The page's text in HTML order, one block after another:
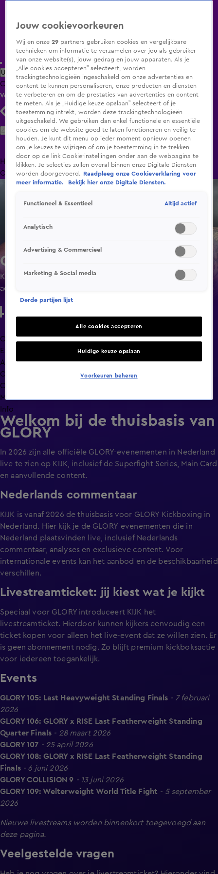
Uitzending Gemist Populaire programma's Zenders Genres
ClipsFilmsRadioSmart TV inlogShop
Volg KIJK
Zoeken
HomeUitzending Gemist Programma's De Bondgenoten
OranjezomerLivestreamsShop
Glory Kickboxing
Kijk de exclusieve gevechten, grote namen en keiharde
actie van GLORY, 's werelds grootste kickboksorganisatie.
Overzicht
Exclusief
Afleveringen
Clips
Op naar GLORY Collision 9
Meer zoals dit
Info
Welkom bij de thuisbasis van
GLORY
In 2026 zijn alle officiële GLORY-evenementen in Nederland
live te zien op KIJK, inclusief de Superfight Series, Main Card
en aanvullende content.
Nederlands commentaar
KIJK is vanaf 2026 de thuisbasis voor GLORY Kickboxing in
Nederland. Hier kijk je de GLORY-evenementen die in
Nederland plaatsvinden live, inclusief Nederlands
commentaar, analyses en exclusieve content. Voor
internationale events kan het aanbod en de beschikbaarheid
verschillen.
Livestreamticket: jij kiest wat je kijkt
Speciaal voor GLORY introduceert KIJK het
livestreamticket. Hierdoor kunnen kijkers eenvoudig een
ticket kopen voor alleen het live-event dat ze willen zien. Er
is geen abonnement nodig. Zo blijft premium kickboksactie
voor iedereen toegankelijk.
Events
GLORY 105: Last Heavyweight Standing Finals - 7 februari
2026
GLORY 106: GLORY x RISE Last Featherweight Standing
Quarter Finals - 28 maart 2026
GLORY 107 - 25 april 2026
GLORY 108: GLORY x RISE Last Featherweight Standing
Finals - 6 juni 2026
GLORY COLLISION 9 - 13 juni 2026
GLORY 109: Welterweight World Title Fight - 5 september
2026
Nieuwe livestreams worden binnenkort toegevoegd aan
deze pagina.
Veelgestelde vragen
Jouw cookievoorkeuren
Wij en onze29 partners gebruiken cookies en vergelijkbare
technieken om informatie te verzamelen over jou als gebruiker
van onze website(s), jouw gedrag en jouw apparaten. Als je
„Alle cookies accepteren” selecteert, worden
trackingtechnologieën ingeschakeld om onze advertenties en
content te kunnen personaliseren, onze producten en diensten
te verbeteren en om de prestaties van advertenties en content
te meten. Als je „Huidige keuze opslaan” selecteert of je
toestemming intrekt, worden deze trackingtechnologieën
uitgeschakeld. We gebruiken dan enkel functionele en essentiële
cookies om de website goed te laten functioneren en veilig te
houden. Je kunt dit menu op ieder moment opnieuw openen
om je keuzes te wijzigen of om je toestemming in te trekken
door op de link Cookie-instellingen onder aan de webpagina te
klikken. Je selecties zullen overal binnen onze Digitale Diensten
worden doorgevoerd.
Raadpleeg onze Cookieverklaring voor
meer informatie.
Bekijk hier onze Digitale Diensten.
Functioneel & Essentieel Altijd actief
Analytisch
Advertising & Commercieel
Marketing & Social media
Derde partijen lijst
Alle cookies accepteren
Huidige keuze opslaan
Voorkeuren beheren